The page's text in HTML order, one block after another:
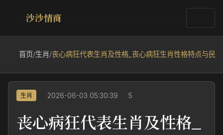
沙沙情商
首页/生肖/丧心病狂代表生肖及性格_丧心病狂生肖性格特点与民
生肖 2026-06-03 05:30:39 5
丧心病狂代表生肖及性格_